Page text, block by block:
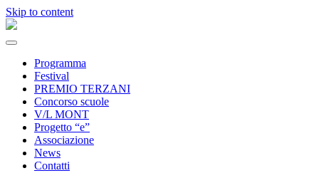
Skip to content
Programma
Festival
PREMIO TERZANI
Concorso scuole
V/L MONT
Progetto “e”
Associazione
News
Contatti